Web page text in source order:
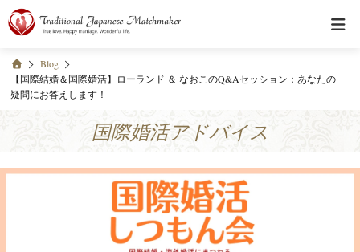
Blog
【国際結婚＆国際婚活】ローランド ＆ なおこのQ&Aセッション：あなたの
疑問にお答えします！
国際婚活アドバイス